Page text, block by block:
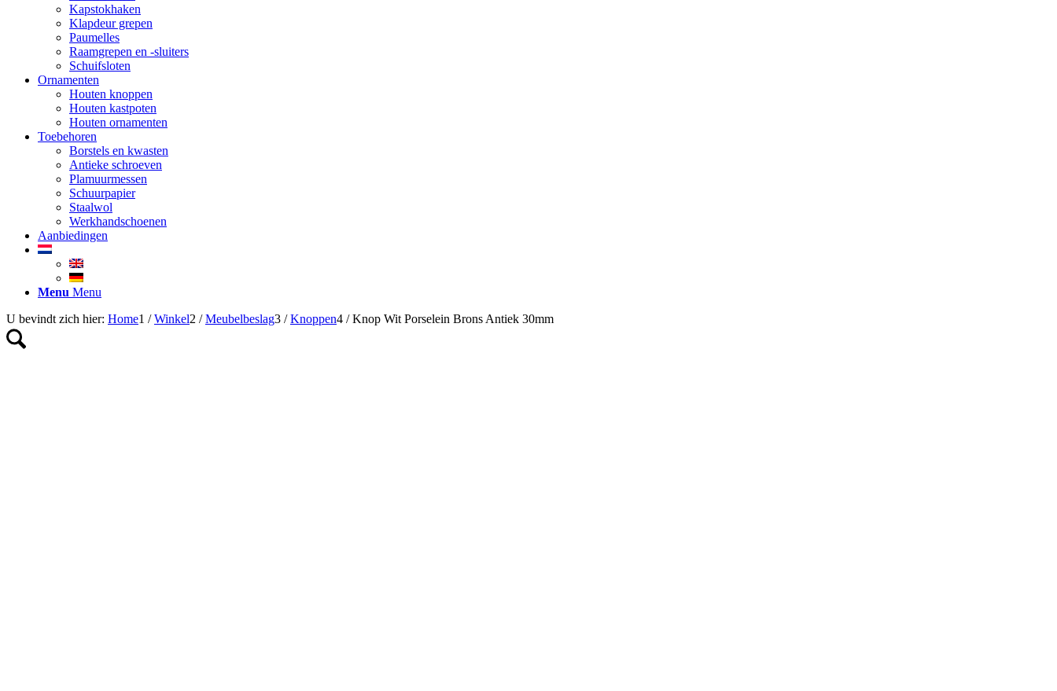
Kapstokhaken
Klapdeur grepen
Paumelles
Raamgrepen en -sluiters
Schuifsloten
Ornamenten
Houten knoppen
Houten kastpoten
Houten ornamenten
Toebehoren
Borstels en kwasten
Antieke schroeven
Plamuurmessen
Schuurpapier
Staalwol
Werkhandschoenen
Aanbiedingen
Menu Menu
U bevindt zich hier: Home1 / Winkel2 / Meubelbeslag3 / Knoppen4 / Knop Wit Porselein Brons Antiek 30mm